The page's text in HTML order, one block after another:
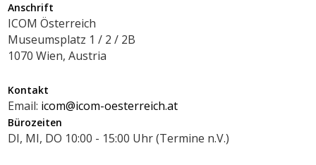
Anschrift
ICOM Österreich
Museumsplatz 1 / 2 / 2B
1070 Wien, Austria
Kontakt
Email: icom@icom-oesterreich.at
Bürozeiten
DI, MI, DO 10:00 - 15:00 Uhr (Termine n.V.)